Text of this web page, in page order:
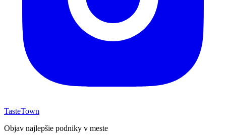
TasteTown
Objav najlepšie podniky v meste